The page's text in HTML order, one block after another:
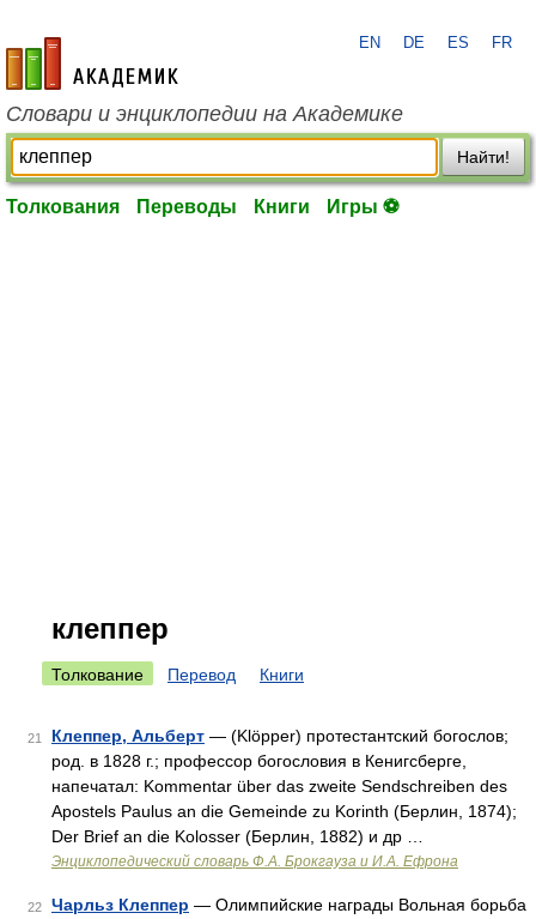
academic.ru
EN DE ES FR
Словари и энциклопедии на Академике
Найти!
Толкования Переводы Книги Игры ⚽
клеппер
Толкование Перевод Книги
21 Клеппер, Альберт — (Klöpper) протестантский богослов;
род. в 1828 г.; профессор богословия в Кенигсберге,
напечатал: Kommentar über das zweite Sendschreiben des
Apostels Paulus an die Gemeinde zu Korinth (Берлин, 1874);
Der Brief an die Kolosser (Берлин, 1882) и др …
Энциклопедический словарь Ф.А. Брокгауза и И.А. Ефрона
22 Чарльз Клеппер — Олимпийские награды Вольная борьба